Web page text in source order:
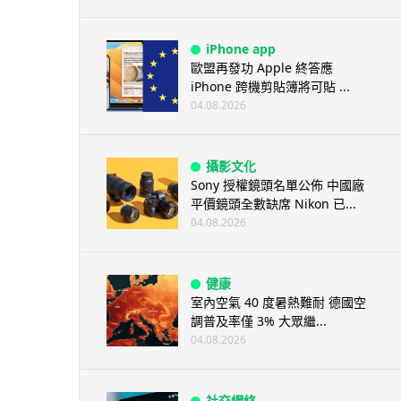
iPhone app
歐盟再發功 Apple 終答應
iPhone 跨機剪貼簿將可貼 ...
04.08.2026
攝影文化
Sony 授權鏡頭名單公佈 中國廠
平價鏡頭全數缺席 Nikon 已...
04.08.2026
健康
室內空氣 40 度暑熱難耐 德國空
調普及率僅 3% 大眾繼...
04.08.2026